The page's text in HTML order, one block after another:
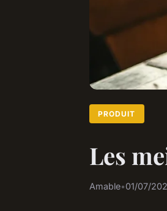
PRODUIT
Les
Amable•01/07/